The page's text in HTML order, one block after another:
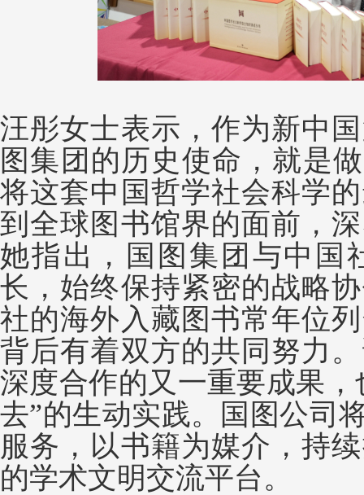
汪彤女士表示，作为新中
图集团的历史使命，就是
将这套中国哲学社会科学
到全球图书馆界的面前，
她指出，国图集团与中国
长，始终保持紧密的战略
社的海外入藏图书常年位
背后有着双方的共同努力
深度合作的又一重要成果
去”的生动实践。国图公司
服务，以书籍为媒介，持
的学术文明交流平台。